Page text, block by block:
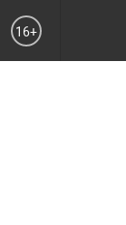
16+